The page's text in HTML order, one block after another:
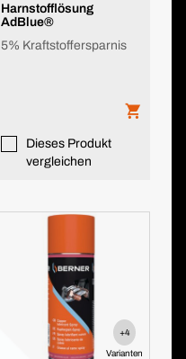
Harnstofflösung
AdBlue®
5% Kraftstoffersparnis
Dieses Produkt
vergleichen
+4
Varianten